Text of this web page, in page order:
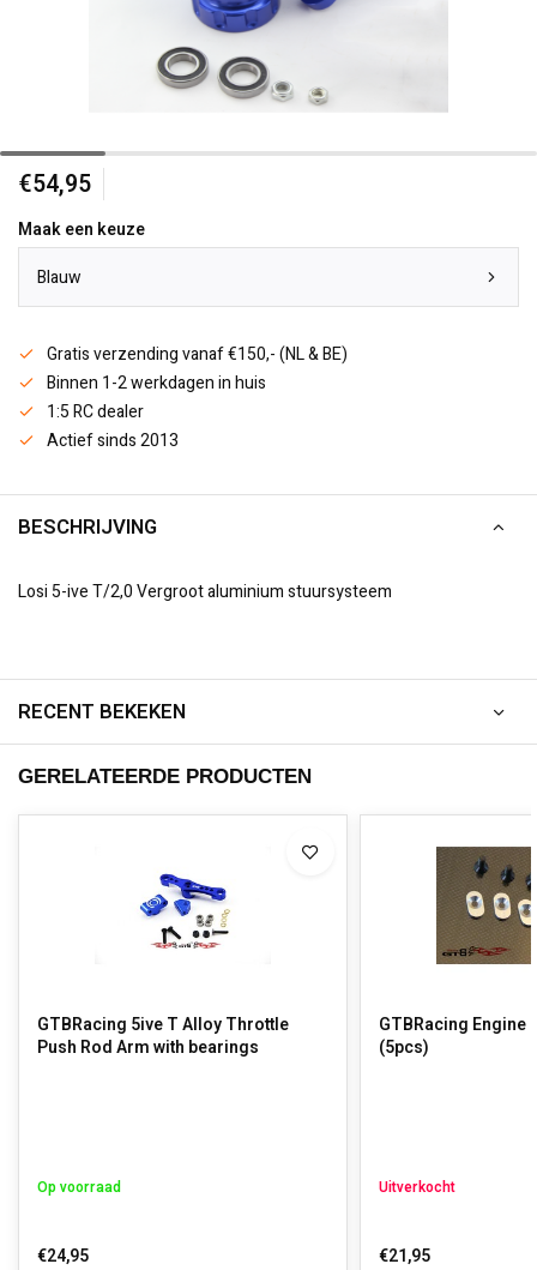
€54,95
Maak een keuze
Blauw
Gratis verzending vanaf €150,- (NL & BE)
Binnen 1-2 werkdagen in huis
1:5 RC dealer
Actief sinds 2013
BESCHRIJVING
Losi 5-ive T/2,0 Vergroot aluminium stuursysteem
RECENT BEKEKEN
GERELATEERDE PRODUCTEN
GTBRacing 5ive T Alloy Throttle
Push Rod Arm with bearings
Op voorraad
€24,95
GTBRacing Engine
(5pcs)
Uitverkocht
€21,95